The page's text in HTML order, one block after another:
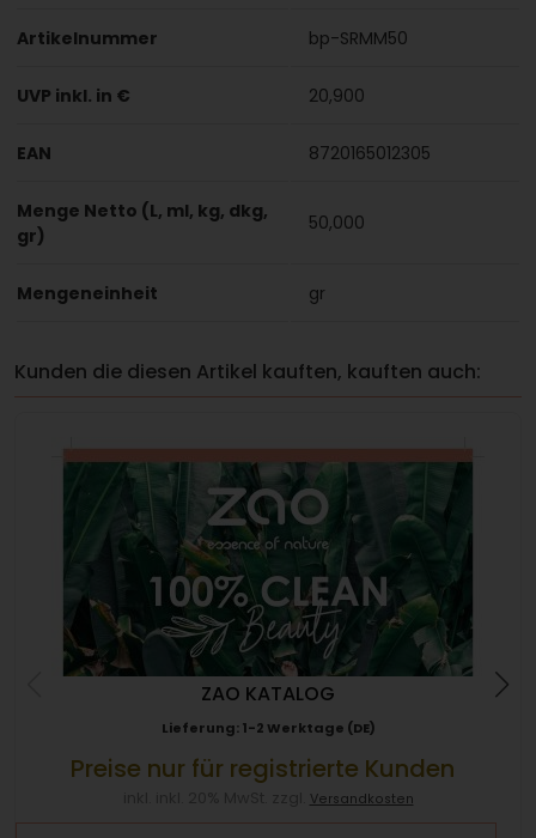
Artikelnummer bp-SRMM50
UVP inkl. in € 20,900
EAN 8720165012305
Menge Netto (L, ml, kg, dkg,
gr)
50,000
Mengeneinheit gr
Kunden die diesen Artikel kauften, kauften auch:
ZAO KATALOG
Lieferung: 1-2 Werktage (DE)
Preise nur für registrierte Kunden
Versandkosten